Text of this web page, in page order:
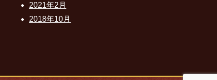
2021年2月
2018年10月